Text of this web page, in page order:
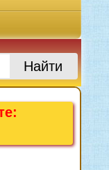
Найти